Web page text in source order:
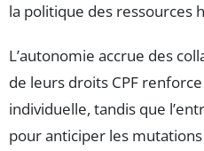
la politique des ressources
L’autonomie accrue des
de leurs droits CPF
individuelle, tandis que
pour anticiper les